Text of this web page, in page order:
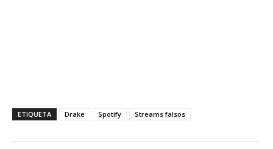
ETIQUETA Drake Spotify Streams falsos